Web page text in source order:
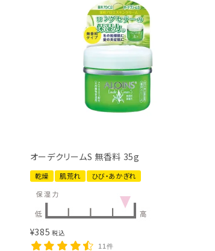
オーデクリームS 無香料 35g
乾燥 肌荒れ ひび・あかぎれ
¥385 税込
11件